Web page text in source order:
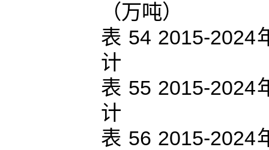
（万吨）
表 54 2015-2024
计
表 55 2015-2024
计
表 56 2015-2024